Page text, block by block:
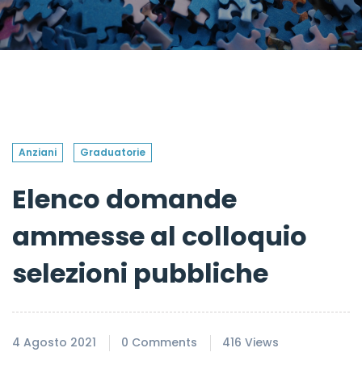
Anziani Graduatorie
Elenco domande
ammesse al colloquio
selezioni pubbliche
4 Agosto 2021 0 Comments 416 Views